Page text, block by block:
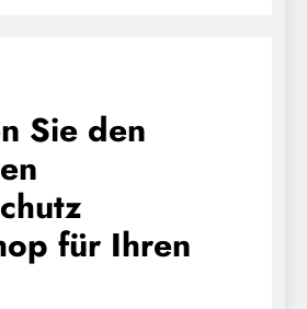
Sie den
für Ihren